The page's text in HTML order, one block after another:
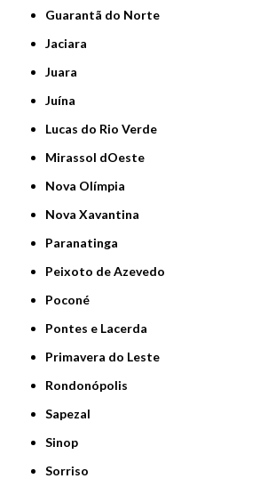
Guarantã do Norte
Jaciara
Juara
Juína
Lucas do Rio Verde
Mirassol dOeste
Nova Olímpia
Nova Xavantina
Paranatinga
Peixoto de Azevedo
Poconé
Pontes e Lacerda
Primavera do Leste
Rondonópolis
Sapezal
Sinop
Sorriso